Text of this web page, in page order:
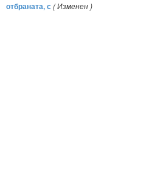
отбраната, с( Изменен )